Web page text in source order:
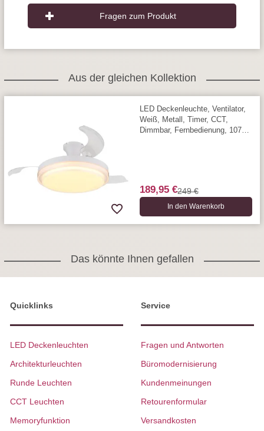
Fragen zum Produkt
Aus der gleichen Kollektion
LED Deckenleuchte, Ventilator,
Weiß, Metall, Timer, CCT,
Dimmbar, Fernbedienung, 107
189,95 €249 €
In den Warenkorb
Das könnte Ihnen gefallen
Quicklinks
LED Deckenleuchten
Architekturleuchten
Runde Leuchten
CCT Leuchten
Memoryfunktion
Service
Fragen und Antworten
Büromodernisierung
Kundenmeinungen
Retourenformular
Versandkosten